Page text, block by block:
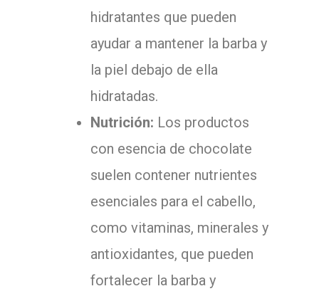
hidratantes que pueden
ayudar a mantener la barba y
la piel debajo de ella
hidratadas.
Nutrición: Los productos
con esencia de chocolate
suelen contener nutrientes
esenciales para el cabello,
como vitaminas, minerales y
antioxidantes, que pueden
fortalecer la barba y